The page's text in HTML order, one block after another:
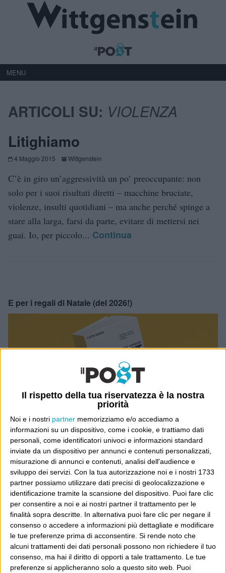
Il rispetto della tua riservatezza è la nostra
priorità
Noi e i nostri partner memorizziamo e/o accediamo a
informazioni su un dispositivo, come i cookie, e trattiamo dati
personali, come identificatori univoci e informazioni standard
inviate da un dispositivo per annunci e contenuti personalizzati,
misurazione di annunci e contenuti, analisi dell'audience e
sviluppo dei servizi. Con la tua autorizzazione noi e i nostri 1733
partner possiamo utilizzare dati precisi di geolocalizzazione e
identificazione tramite la scansione del dispositivo. Puoi fare clic
per consentire a noi e ai nostri partner il trattamento per le
finalità sopra descritte. In alternativa puoi fare clic per negare il
consenso o accedere a informazioni più dettagliate e modificare
le tue preferenze prima di acconsentire. Si rende noto che
alcuni trattamenti dei dati personali possono non richiedere il tuo
consenso, ma hai il diritto di opporti a tale trattamento. Le tue
preferenze si applicheranno solo a questo sito web. Puoi
MENU
ARTICOLI SU: VIOLENZA
Litighiamo
4 Maggio 2015 Wittgenstein
C’è in giro un’aggressività un po’ preoccupante: non
solo per i suoi risultati diretti – macchine bruciate,
violenze, insulti quotidiani – ma anche perché spinge a
stare alla larga, farsi da parte, evitare di mettersi nei
guai. Io, per piccolo... Continua
E per i regali di Natale (del 2026!)